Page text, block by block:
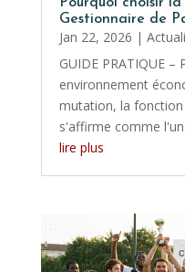
Gestionnaire de
Jan 22, 2026 |
GUIDE PRATIQUE –
environnement
mutation, la fonction
s'affirme comme
lire plus